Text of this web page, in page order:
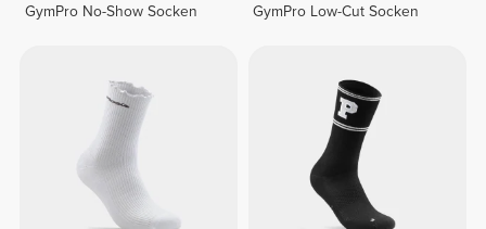
GymPro No-Show Socken
GymPro Low-Cut Socken